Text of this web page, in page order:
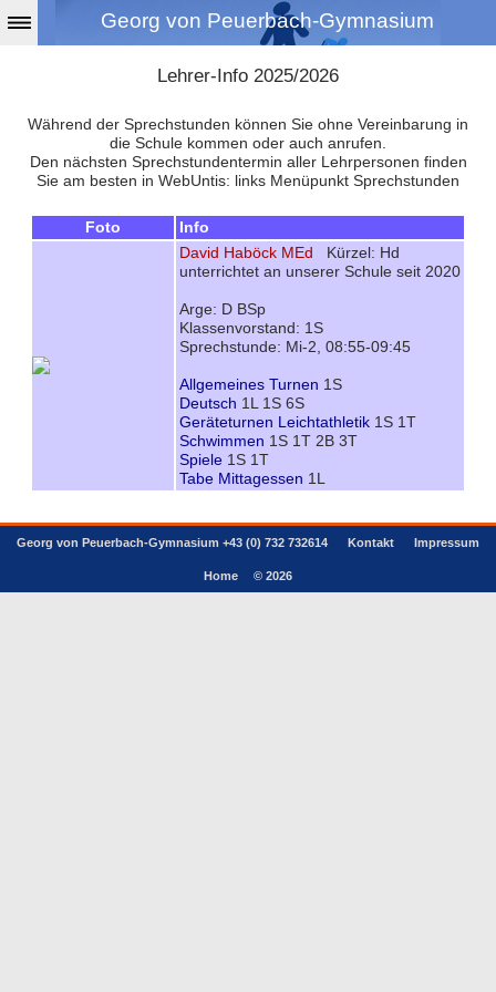
Georg von Peuerbach-Gymnasium
Lehrer-Info 2025/2026
Während der Sprechstunden können Sie ohne Vereinbarung in
die Schule kommen oder auch anrufen.
Den nächsten Sprechstundentermin aller Lehrpersonen finden
Sie am besten in WebUntis: links Menüpunkt Sprechstunden
Foto
Info
David Haböck MEd
Kürzel: Hd
unterrichtet an unserer Schule seit 2020
Arge: D BSp
Klassenvorstand: 1S
Sprechstunde: Mi-2, 08:55-09:45
Allgemeines Turnen 1S
Deutsch 1L 1S 6S
Geräteturnen Leichtathletik1S 1T
Schwimmen 1S 1T 2B 3T
Spiele1S 1T
Tabe Mittagessen 1L
Georg von Peuerbach-Gymnasium +43 (0) 732 732614 Kontakt Impressum
Home © 2026